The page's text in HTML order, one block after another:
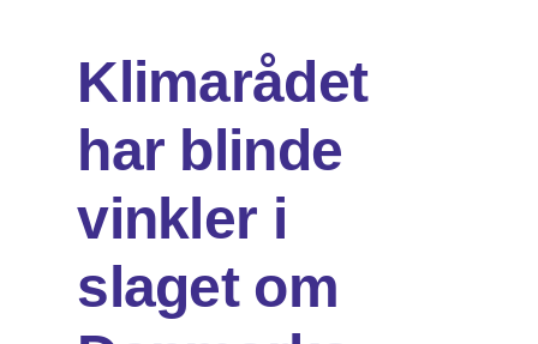
Om os
DA
Klimarådet
har blinde
vinkler i
slaget om